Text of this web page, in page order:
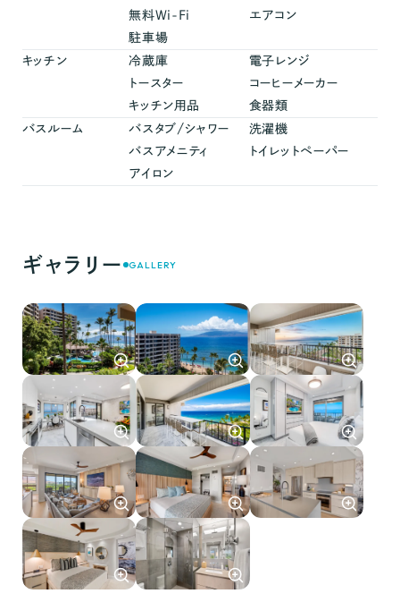
無料Wi-Fi
エアコン
駐車場
キッチン
冷蔵庫
電子レンジ
トースター
コーヒーメーカー
キッチン用品
食器類
バスルーム
バスタブ/シャワー
洗濯機
バスアメニティ
トイレットペーパー
アイロン
ギャラリー GALLERY